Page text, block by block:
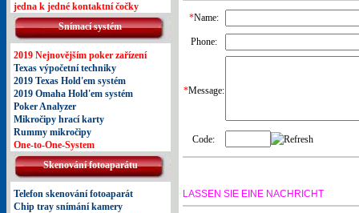
jedna k jedné kontaktní čočky
Snímací systém
2019 Nejnovějším poker zařízení
Texas výpočetní techniky
2019 Texas Hold'em systém
2019 Omaha Hold'em systém
Poker Analyzer
Mikročipy hrací karty
Rummy mikročipy
One-to-One-System
Skenování fotoaparátu
Telefon skenování fotoaparát
Chip tray snímání kamery
*Name:
Phone:
*Message:
Code:
LASSEN SIE EINE NACHRICHT